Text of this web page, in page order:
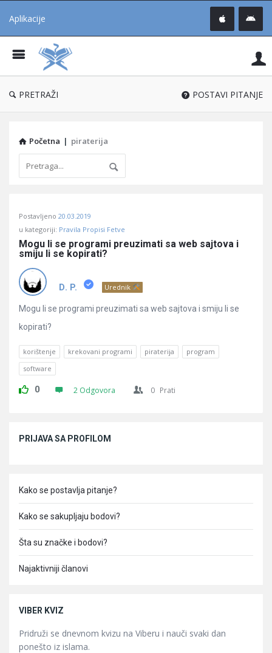
Aplikacije
®
PRETRAŽI POSTAVI PITANJE
Početna | piraterija
Učene
Latest
Pitanja
Postavljeno 20.03.2019
u kategoriji: Pravila Propisi Fetve
Mogu li se programi preuzimati sa web sajtova i
smiju li se kopirati?
D. P. Urednik
Mogu li se programi preuzimati sa web sajtova i smiju li se
kopirati?
korištenje krekovani programi piraterija
program
software
0 2 Odgovora 0 Prati
PRIJAVA SA PROFILOM
Kako se postavlja pitanje?
Kako se sakupljaju bodovi?
Šta su značke i bodovi?
Najaktivniji članovi
VIBER KVIZ
Pridruži se dnevnom kvizu na Viberu i nauči svaki dan
ponešto iz islama.